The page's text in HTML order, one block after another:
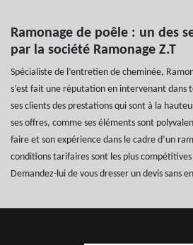
Ramonage de poêle : un des
par la société Ramonage Z.T
Spécialiste de l’entretien de cheminée,
s’est fait une réputation en intervenant dans
ses clients des prestations qui sont à la
ses offres, comme ses éléments sont
faire et son expérience dans le cadre d’un
conditions tarifaires sont les plus
Demandez-lui de vous dresser un devis sans